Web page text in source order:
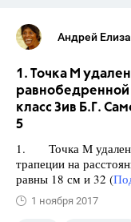
Андрей
1. Точка М
равнобедренной
класс Зив Б.Г.
5
1. Точка М удалена
трапеции на
равны 18 см и 32 (
1 ноября 2017